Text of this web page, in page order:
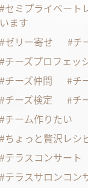
セミプライベート
います
ゼリー寄せ
チ
チーズプロフェッ
チーズ仲間
チ
チーズ検定
チ
チーム作りたい
ちょっと贅沢レシ
テラスコンサート
テラスサロンコン